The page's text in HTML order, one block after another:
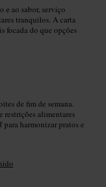
e ao sabor, serviço
tranquilos. A carta
focada do que opções
de fim de semana.
restrições alimentares
para harmonizar pratos e